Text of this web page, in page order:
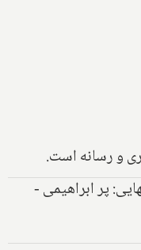
و رسانه است.
پر ابراهیمی -